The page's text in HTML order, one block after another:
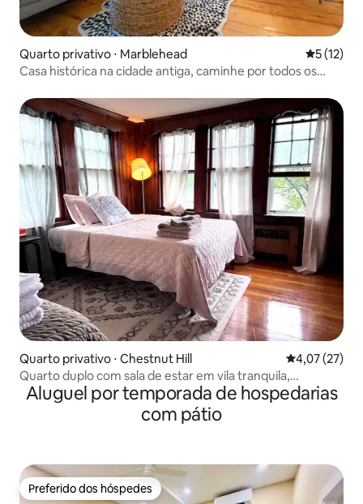
Quarto privativo ⋅ Marblehead 5 de uma
5 (12)
Casa histórica na cidade antiga, caminhe por todos os
Quarto privativo ⋅ Chestnut Hill 4,07 de uma
4,07 (27)
Quarto duplo com sala de estar em vila tranquila,
estacionamento gratuito
Aluguel por temporada de hospedarias
com pátio
Preferido dos hóspedes
Preferido dos hóspedes